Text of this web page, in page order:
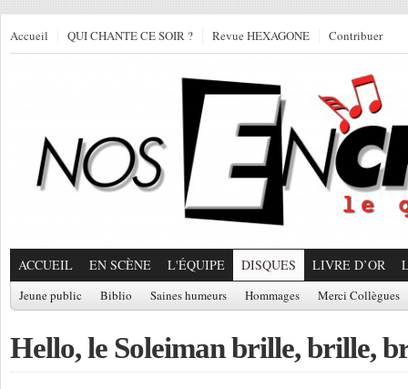
Accueil QUI CHANTE CE SOIR ? Revue HEXAGONE Contribuer
ACCUEIL EN SCÈNE L'ÉQUIPE DISQUES LIVRE D’OR
Jeune public Biblio Saines humeurs Hommages Merci Collègues
Hello, le Soleiman brille, brille,